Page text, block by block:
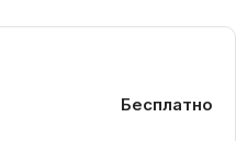
Бесплатно